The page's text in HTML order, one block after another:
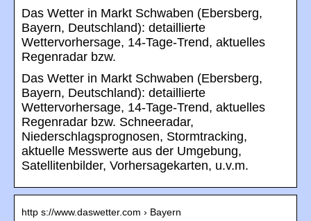
Das Wetter in Markt Schwaben (Ebersberg,
Bayern, Deutschland): detaillierte
Wettervorhersage, 14-Tage-Trend, aktuelles
Regenradar bzw.
Das Wetter in Markt Schwaben (Ebersberg,
Bayern, Deutschland): detaillierte
Wettervorhersage, 14-Tage-Trend, aktuelles
Regenradar bzw. Schneeradar,
Niederschlagsprognosen, Stormtracking,
aktuelle Messwerte aus der Umgebung,
Satellitenbilder, Vorhersagekarten, u.v.m.
http s://www.daswetter.com › Bayern